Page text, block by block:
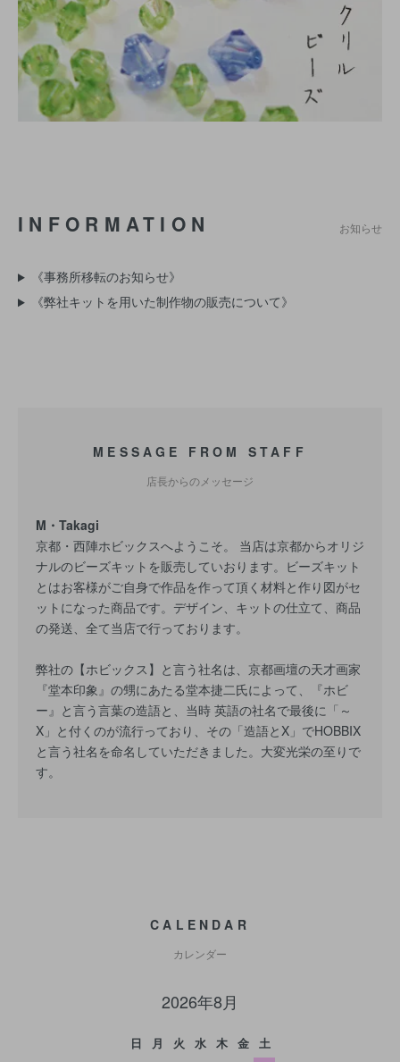
INFORMATION お知らせ
《事務所移転のお知らせ》
《弊社キットを用いた制作物の販売について》
MESSAGE FROM STAFF
店長からのメッセージ
M・Takagi
京都・西陣ホビックスへようこそ。 当店は京都からオリジ
ナルのビーズキットを販売していおります。ビーズキット
とはお客様がご自身で作品を作って頂く材料と作り図がセ
ットになった商品です。デザイン、キットの仕立て、商品
の発送、全て当店で行っております。
弊社の【ホビックス】と言う社名は、京都画壇の天才画家
『堂本印象』の甥にあたる堂本捷二氏によって、『ホビ
ー』と言う言葉の造語と、当時 英語の社名で最後に「～
X」と付くのが流行っており、その「造語とX」でHOBBIX
と言う社名を命名していただきました。大変光栄の至りで
す。
CALENDAR
カレンダー
2026年8月
日 月 火 水 木 金
土